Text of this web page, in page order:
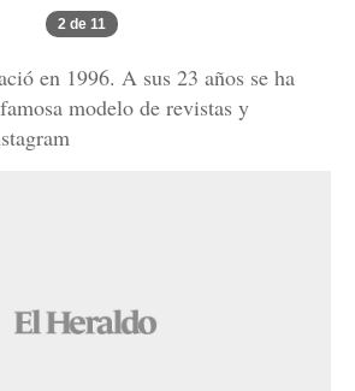
2 de 11
en 1996. A sus 23 años se ha
modelo de revistas y